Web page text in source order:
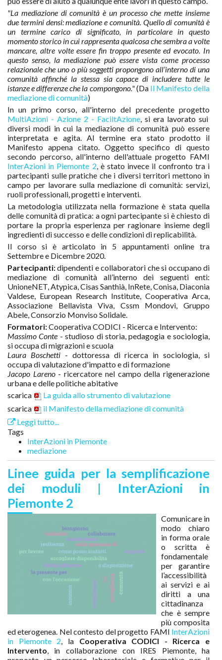
"La mediazione di comunità è un processo che mette insieme
due termini densi: mediazione e comunità. Quello di comunità è
un termine carico di significato, in particolare in questo
momento storico in cui rappresenta qualcosa che sembra a volte
mancare, altre volte essere fin troppo presente ed evocato. In
questo senso, la mediazione può essere vista come processo
relazionale che uno o più soggetti propongono all’interno di una
comunità affinché la stessa sia capace di includere tutte le
istanze e differenze che la compongono."(Da Il Manifesto della
mediazione di comunità)
In un primo corso, all'interno del precedente progetto
MultiAzioni - Azione 2 - FaciltAzione, si era lavorato sui
diversi modi in cui la mediazione di comunità può essere
interpretata e agita. Al termine era stato prodotto il
Manifesto appena citato. Oggetto specifico di questo
secondo percorso, all'interno dell'attuale progetto FAMI
InterAzioni in Piemonte 2, è stato invece il confronto tra i
partecipanti sulle pratiche che i diversi territori mettono in
campo per lavorare sulla mediazione di comunità: servizi,
ruoli professionali, progetti e interventi.
La metodologia utilizzata nella formazione è stata quella
delle comunità di pratica: a ogni partecipante si è chiesto di
portare la propria esperienza per ragionare insieme degli
ingredienti di successo e delle condizioni di replicabilità.
Il corso si è articolato in 5 appuntamenti online tra
Settembre e Dicembre 2020.
Partecipanti:dipendenti e collaboratori che si occupano di
mediazione di comunità all’interno dei seguenti enti:
UnioneNET, Atypica, Cisas Santhià, InRete, Conisa, Diaconia
Valdese, European Research Institute, Cooperativa Arca,
Associazione Bellavista Viva, Cssm Mondovi, Gruppo
Abele, Consorzio Monviso Solidale.
Formatori:Cooperativa CODICI - Ricerca e Intervento:
Massimo Conte - studioso di storia, pedagogia e sociologia,
si occupa di migrazioni e scuola
Laura Boschetti- dottoressa di ricerca in sociologia, si
occupa di valutazione d'impatto e di formazione
Jacopo Lareno- ricercatore nel campo della rigenerazione
urbana e delle politiche abitative
scarica
La guida allo strumento di valutazione
scarica
il Manifesto della mediazione di comunità
Leggi tutto...
Tags
InterAzioni in Piemonte
mediazione
Linee guida per la semplificazione
dei moduli | InterAzioni in
Piemonte 2
Comunicare in
modo chiaro
in forma orale
o scritta è
fondamentale
per garantire
l’accessibilità
ai servizi e ai
diritti a una
cittadinanza
che è sempre
più composita
ed eterogenea. Nel contesto del progetto FAMI InterAzioni
in Piemonte 2, la Cooperativa CODICI - Ricerca e
Intervento, in collaborazione con IRES Piemonte, ha